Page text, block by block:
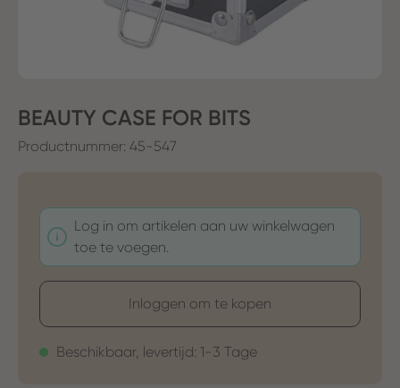
BEAUTY CASE FOR BITS
Productnummer: 45-547
Log in om artikelen aan uw winkelwagen
toe te voegen.
Inloggen om te kopen
Beschikbaar, levertijd: 1-3 Tage